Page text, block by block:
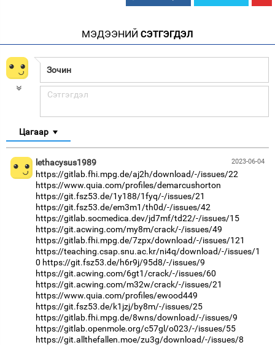
МЭДЭЭНИЙ СЭТГЭГДЭЛ
Цагаар
2023-06-04
lethacysus1989
https://gitlab.fhi.mpg.de/aj2h/download/-/issues/22
https://www.quia.com/profiles/demarcushorton
https://git.fsz53.de/1y188/1fyq/-/issues/21
https://git.fsz53.de/em3m1/th0d/-/issues/42
https://gitlab.socmedica.dev/jd7mf/td22/-/issues/15
https://git.acwing.com/my8m/crack/-/issues/49
https://gitlab.fhi.mpg.de/7zpx/download/-/issues/121
https://teaching.csap.snu.ac.kr/ni4q/download/-/issues/1
0 https://git.fsz53.de/h6r9j/95d8/-/issues/9
https://git.acwing.com/6gt1/crack/-/issues/60
https://git.acwing.com/m32w/crack/-/issues/21
https://www.quia.com/profiles/ewood449
https://git.fsz53.de/k1jzj/by8m/-/issues/25
https://gitlab.fhi.mpg.de/8wns/download/-/issues/9
https://gitlab.openmole.org/c57gl/o023/-/issues/55
https://git.allthefallen.moe/zu3g/download/-/issues/8